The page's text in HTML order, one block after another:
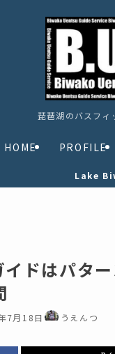
琵琶湖のバスフィ
HOME PROFILE
Lake
ドはパタ
7月18日 うえんつ